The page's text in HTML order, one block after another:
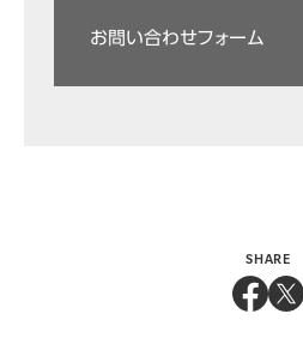
お問い合わせフォーム
SHARE